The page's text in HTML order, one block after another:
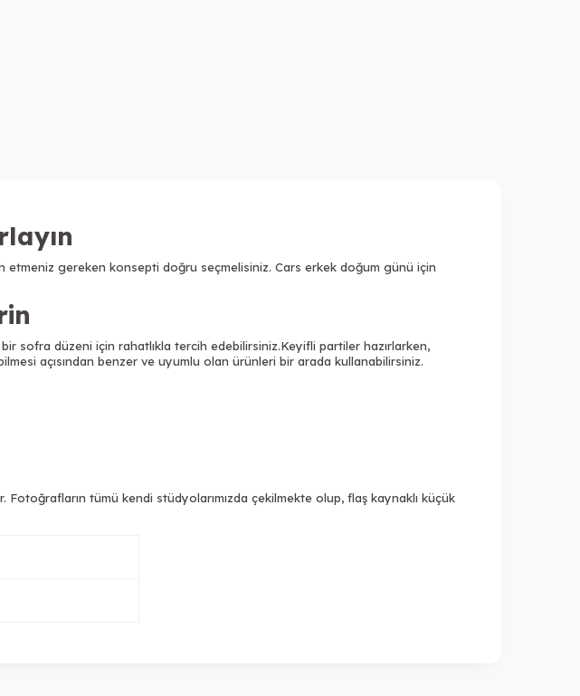
etmeniz gereken konsepti doğru seçmelisiniz. Cars erkek doğum günü için
sofra düzeni için rahatlıkla tercih edebilirsiniz.Keyifli partiler hazırlarken,
açısından benzer ve uyumlu olan ürünleri bir arada kullanabilirsiniz.
tümü kendi stüdyolarımızda çekilmekte olup, flaş kaynaklı küçük